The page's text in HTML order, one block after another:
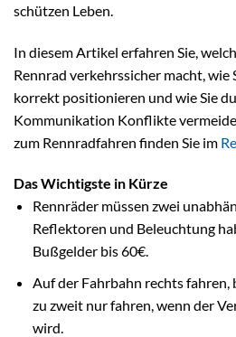
schützen Leben.
In diesem Artikel erfahren Sie,
Rennrad verkehrssicher macht, wie
korrekt positionieren und wie Sie
Kommunikation Konflikte
zum Rennradfahren finden Sie im
Das Wichtigste in Kürze
Rennräder müssen zwei
Reflektoren und Beleuchtung
Bußgelder bis 60€.
Auf der Fahrbahn rechts fahren,
zu zweit nur fahren, wenn der
wird.